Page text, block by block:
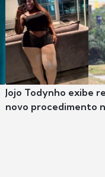
Jojo Todynho exibe
novo procedimento